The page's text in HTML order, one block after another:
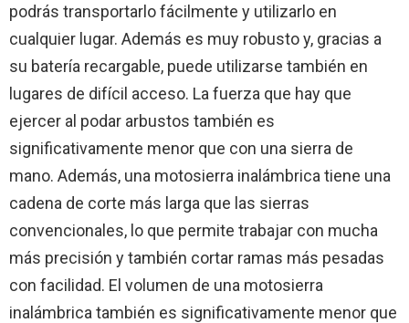
podrás transportarlo fácilmente y utilizarlo en
cualquier lugar. Además es muy robusto y, gracias a
su batería recargable, puede utilizarse también en
lugares de difícil acceso. La fuerza que hay que
ejercer al podar arbustos también es
significativamente menor que con una sierra de
mano. Además, una motosierra inalámbrica tiene una
cadena de corte más larga que las sierras
convencionales, lo que permite trabajar con mucha
más precisión y también cortar ramas más pesadas
con facilidad. El volumen de una motosierra
inalámbrica también es significativamente menor que